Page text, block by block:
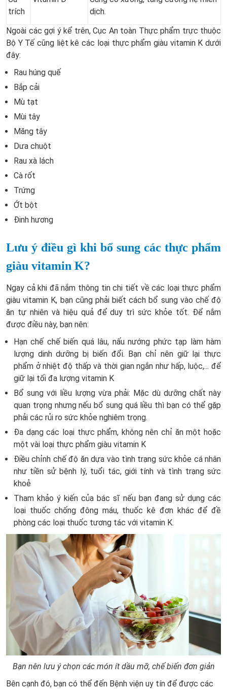
trích
dịch.
Ngoài các gợi ý kể trên, Cục An toàn Thực phẩm trực thuộc
Bộ Y Tế cũng liệt kê các loại thực phẩm giàu vitamin K dưới
đây:
Rau húng quế
Bắp cải
Mù tạt
Mùi tây
Măng tây
Dưa chuột
Rau xà lách
Cà rốt
Trứng
Ớt bột
Đinh hương
Lưu ý điều gì khi bổ sung các thực phẩm
giàu vitamin K?
Ngay cả khi đã nắm thông tin chi tiết về các loại thực phẩm
giàu vitamin K, bạn cũng phải biết cách bổ sung vào chế độ
ăn tự nhiên và hiệu quả để duy trì sức khỏe tốt. Để nắm
được điều này, bạn nên:
Hạn chế chế biến quá lâu, nấu nướng phức tạp làm hàm
lượng dinh dưỡng bị biến đổi. Bạn chỉ nên giữ lại thực
phẩm ở nhiệt độ thấp và thời gian ngắn như hấp, luộc,... để
giữ lại tối đa lượng vitamin K
Bổ sung với liều lượng vừa phải: Mặc dù dưỡng chất này
quan trọng nhưng nếu bổ sung quá liều thì bạn có thể gặp
phải các rủi ro sức khỏe nghiêm trọng.
Đa dạng các loại thực phẩm, không nên chỉ ăn một hoặc
một vài loại thực phẩm giàu vitamin K
Điều chỉnh chế độ ăn dựa vào tình trạng sức khỏe cá nhân
như tiền sử bệnh lý, tuổi tác, giới tính và tình trạng sức
khoẻ
Tham khảo ý kiến của bác sĩ nếu bạn đang sử dụng các
loại thuốc chống đông máu, thuốc kê đơn khác để đề
phòng các loại thuốc tương tác với vitamin K.
Bạn nên lưu ý chọn các món ít dầu mỡ, chế biến đơn giản
Bên cạnh đó, bạn có thể đến Bệnh viện uy tín để được các